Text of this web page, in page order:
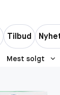
Tilbud
Mest solgt